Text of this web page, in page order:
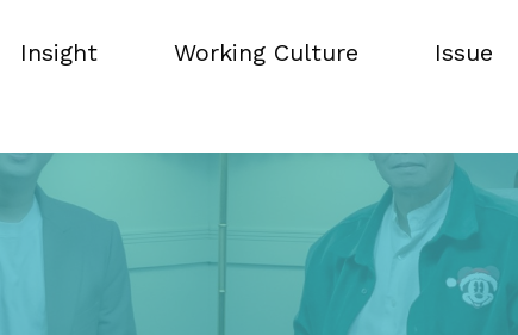
Insight
Working Culture
Issue